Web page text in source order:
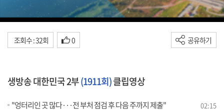
조회수 : 32회 0 공유하기
생방송 대한민국 2부(1911회)클립영상
"엉터리인 곳 많다···전 부처 점검 후 다음 주까지 제출" 02:15